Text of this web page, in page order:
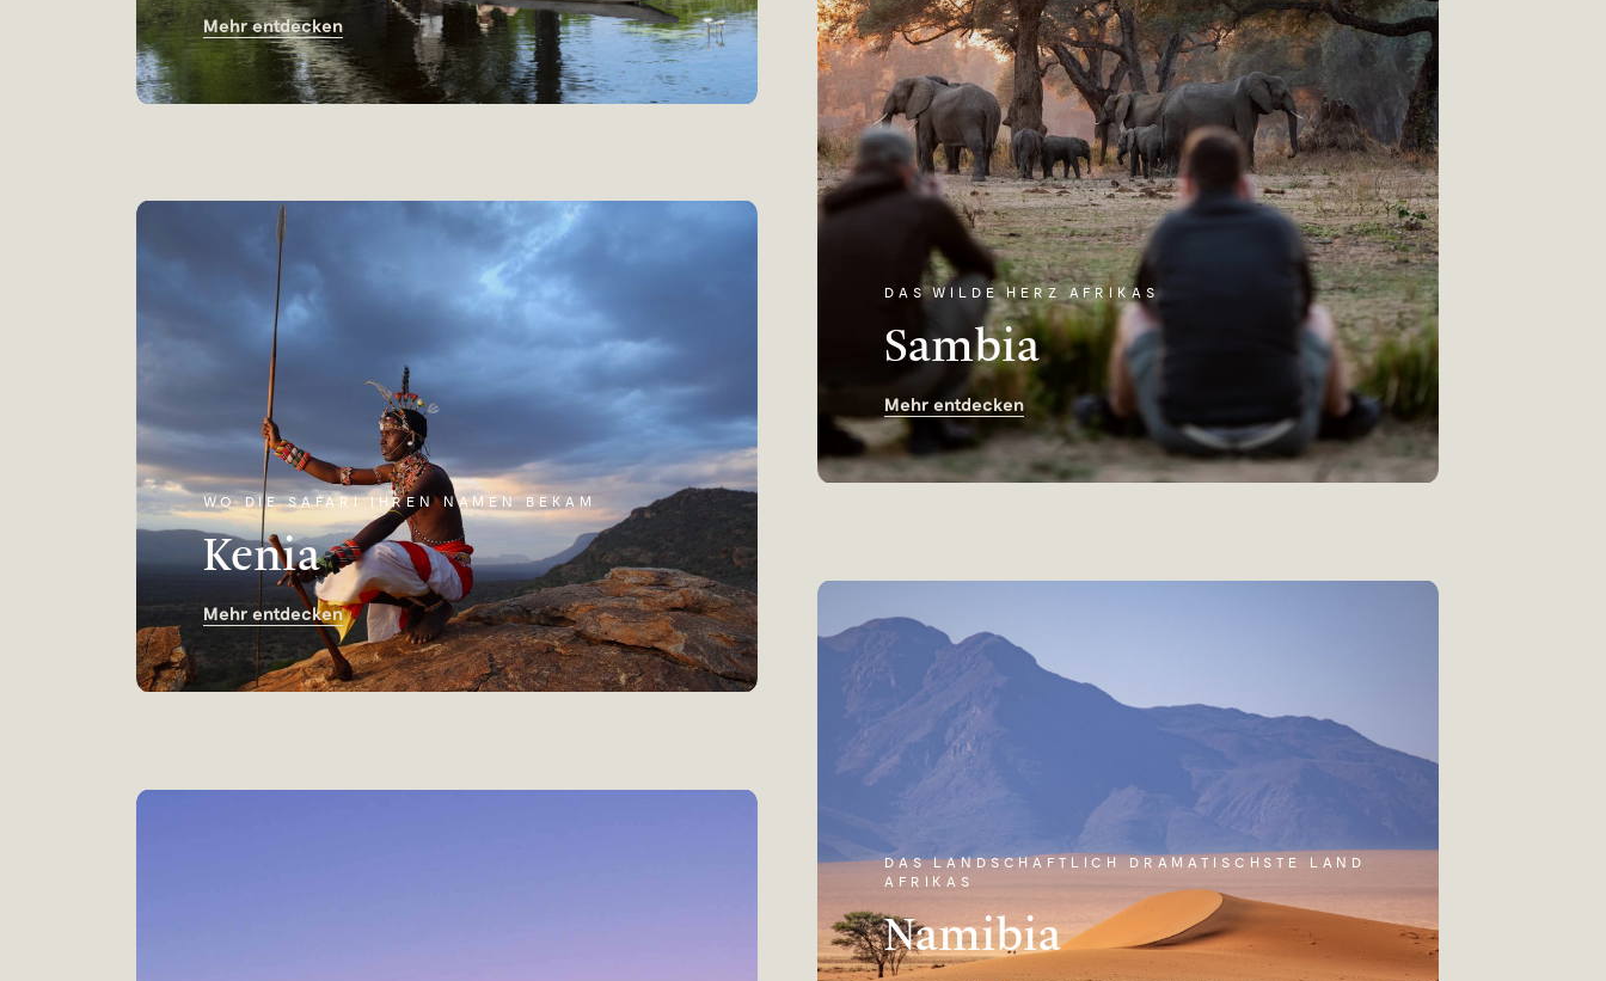
Mehr entdecken
DAS WILDE HERZ AFRIKAS
Sambia
Mehr entdecken
WO DIE SAFARI IHREN NAMEN BEKAM
Kenia
Mehr entdecken
DAS LANDSCHAFTLICH DRAMATISCHSTE LAND
AFRIKAS
Namibia